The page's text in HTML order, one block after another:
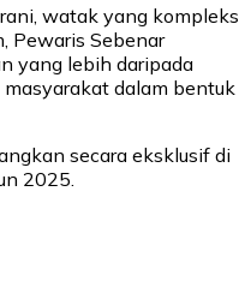
watak yang kompleks
Pewaris Sebenar
yang lebih daripada
dalam bentuk
secara eksklusif di
2025.